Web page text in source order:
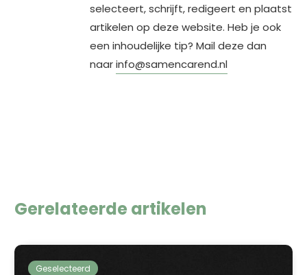
selecteert, schrijft, redigeert en plaatst
artikelen op deze website. Heb je ook
een inhoudelijke tip? Mail deze dan
naarinfo@samencarend.nl
Gerelateerde artikelen
Geselecteerd